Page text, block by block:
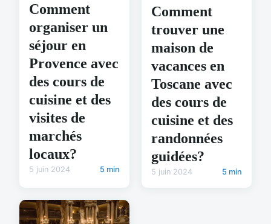
Comment
organiser un
séjour en
Provence avec
des cours de
cuisine et des
visites de
marchés
locaux?
5 juin 2024 5 min
Comment
trouver une
maison de
vacances en
Toscane avec
des cours de
cuisine et des
randonnées
guidées?
5 juin 2024 5 min